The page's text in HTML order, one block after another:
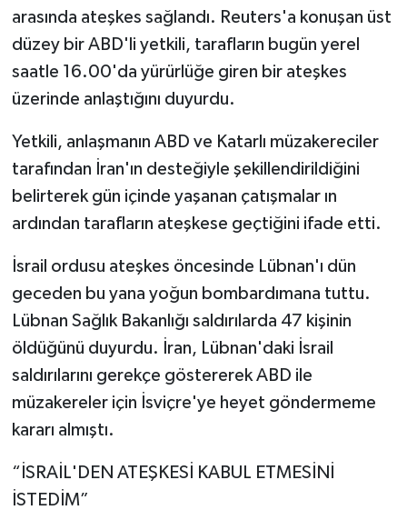
arasında ateşkes sağlandı. Reuters'a konuşan üst
düzey bir ABD'li yetkili, tarafların bugün yerel
saatle 16.00'da yürürlüğe giren bir ateşkes
üzerinde anlaştığını duyurdu.
Yetkili, anlaşmanın ABD ve Katarlı müzakereciler
tarafından İran'ın desteğiyle şekillendirildiğini
belirterek gün içinde yaşanan çatışmalar ın
ardından tarafların ateşkese geçtiğini ifade etti.
İsrail ordusu ateşkes öncesinde Lübnan'ı dün
geceden bu yana yoğun bombardımana tuttu.
Lübnan Sağlık Bakanlığı saldırılarda 47 kişinin
öldüğünü duyurdu. İran, Lübnan'daki İsrail
saldırılarını gerekçe göstererek ABD ile
müzakereler için İsviçre'ye heyet göndermeme
kararı almıştı.
“İSRAİL'DEN ATEŞKESİ KABUL ETMESİNİ
İSTEDİM”